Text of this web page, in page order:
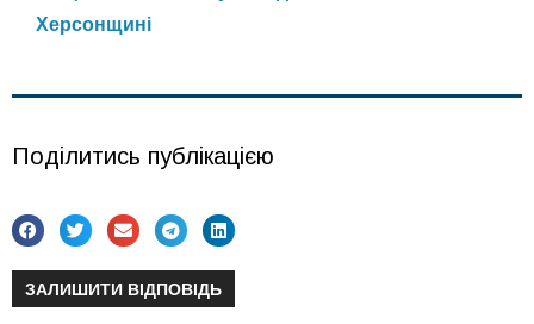
Херсонщині
Поділитись публікацією
ЗАЛИШИТИ ВІДПОВІДЬ